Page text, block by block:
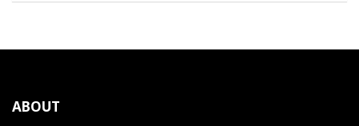
ABOUT